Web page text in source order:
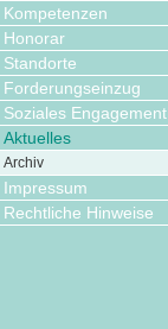
Kompetenzen
Honorar
Standorte
Forderungseinzug
Soziales Engagement
Aktuelles
Archiv
Impressum
Rechtliche Hinweise